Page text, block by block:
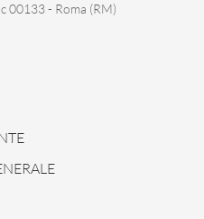
00133 - Roma (RM)